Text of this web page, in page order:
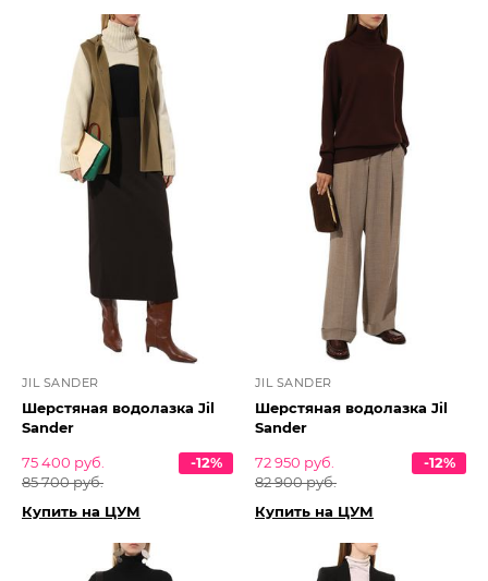
JIL SANDER
Шерстяная водолазка Jil
Sander
75 400 руб.
85 700 руб.
-12%
Купить на ЦУМ
JIL SANDER
Шерстяная водолазка Jil
Sander
72 950 руб.
82 900 руб.
-12%
Купить на ЦУМ